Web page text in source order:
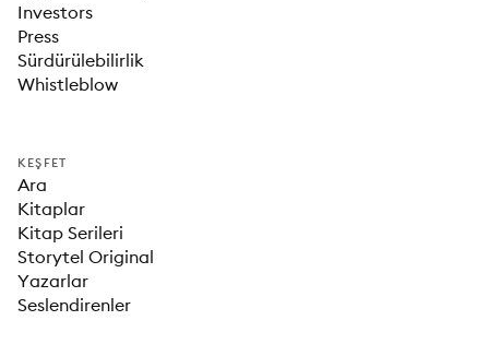
Investors
Press
Sürdürülebilirlik
Whistleblow
KEŞFET
Ara
Kitaplar
Kitap Serileri
Storytel Original
Yazarlar
Seslendirenler